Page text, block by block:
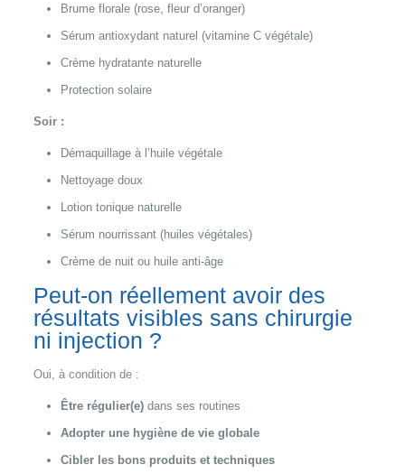
Brume florale (rose, fleur d’oranger)
Sérum antioxydant naturel (vitamine C végétale)
Crème hydratante naturelle
Protection solaire
Soir :
Démaquillage à l’huile végétale
Nettoyage doux
Lotion tonique naturelle
Sérum nourrissant (huiles végétales)
Crème de nuit ou huile anti-âge
Peut-on réellement avoir des
résultats visibles sans chirurgie
ni injection ?
Oui, à condition de :
Être régulier(e)dans ses routines
Adopter une hygiène de vie globale
Cibler les bons produits et techniques